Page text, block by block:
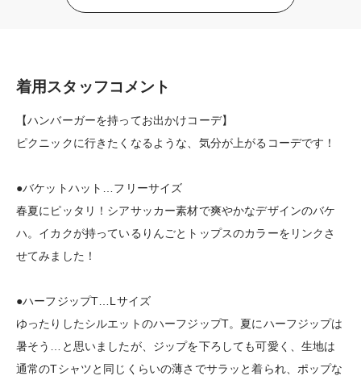
着用スタッフコメント
【ハンバーガーを持ってお出かけコーデ】
ピクニックに行きたくなるような、気分が上がるコーデです！
●バケットハット…フリーサイズ
春夏にピッタリ！シアサッカー素材で爽やかなデザインのバケ
ハ。イカクが持っているりんごとトップスのカラーをリンクさ
せてみました！
●ハーフジップT…Lサイズ
ゆったりしたシルエットのハーフジップT。夏にハーフジップは
暑そう…と思いましたが、ジップを下ろしても可愛く、生地は
通常のTシャツと同じくらいの薄さでサラッと着られ、ポップな